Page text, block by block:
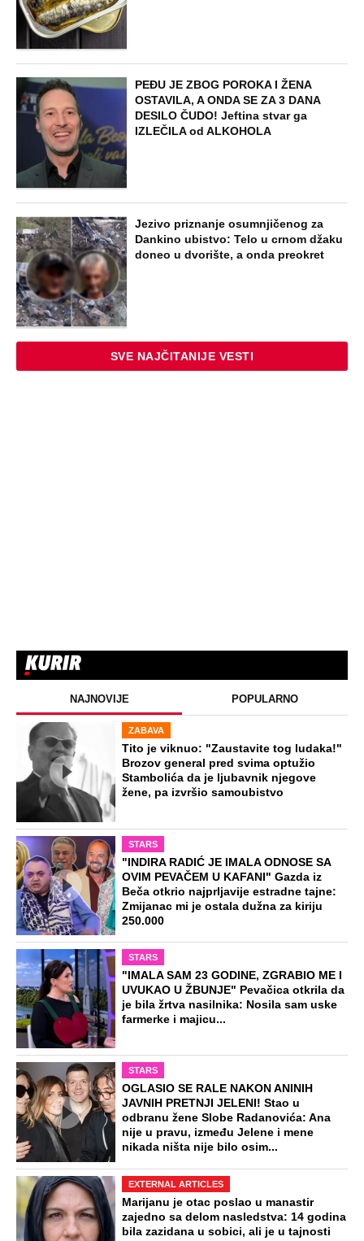
PEĐU JE ZBOG POROKA I ŽENA
OSTAVILA, A ONDA SE ZA 3 DANA
DESILO ČUDO! Jeftina stvar ga
IZLEČILA od ALKOHOLA
Jezivo priznanje osumnjičenog za
Dankino ubistvo: Telo u crnom džaku
doneo u dvorište, a onda preokret
SVE NAJČITANIJE VESTI
NAJNOVIJE POPULARNO
ZABAVA
Tito je viknuo: "Zaustavite tog ludaka!"
Brozov general pred svima optužio
Stambolića da je ljubavnik njegove
žene, pa izvršio samoubistvo
STARS
"INDIRA RADIĆ JE IMALA ODNOSE SA
OVIM PEVAČEM U KAFANI" Gazda iz
Beča otkrio najprljavije estradne tajne:
Zmijanac mi je ostala dužna za kiriju
250.000
STARS
"IMALA SAM 23 GODINE, ZGRABIO ME I
UVUKAO U ŽBUNJE" Pevačica otkrila da
je bila žrtva nasilnika: Nosila sam uske
farmerke i majicu...
STARS
OGLASIO SE RALE NAKON ANINIH
JAVNIH PRETNJI JELENI! Stao u
odbranu žene Slobe Radanovića: Ana
nije u pravu, između Jelene i mene
nikada ništa nije bilo osim...
EXTERNAL ARTICLES
Marijanu je otac poslao u manastir
zajedno sa delom nasledstva: 14 godina
bila zazidana u sobici, ali je u tajnosti